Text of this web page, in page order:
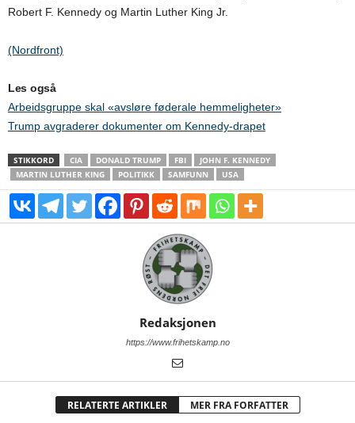
Robert F. Kennedy og Martin Luther King Jr.
(Nordfront)
Les også
Arbeidsgruppe skal «avsløre føderale hemmeligheter»
Trump avgraderer dokumenter om Kennedy-drapet
STIKKORD CIA DONALD TRUMP FBI
JOHN F. KENNEDY
MARTIN LUTHER KING
POLITIKK SAMFUNN USA
Redaksjonen
https://www.frihetskamp.no
RELATERTE ARTIKLER MER FRA FORFATTER